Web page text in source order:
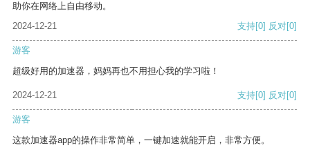
助你在网络上自由移动。
2024-12-21
支持[0] 反对[0]
游客
超级好用的加速器，妈妈再也不用担心我的学习啦！
2024-12-21 支持[0] 反对[0]
游客
这款加速器app的操作非常简单，一键加速就能开启，非常方便。